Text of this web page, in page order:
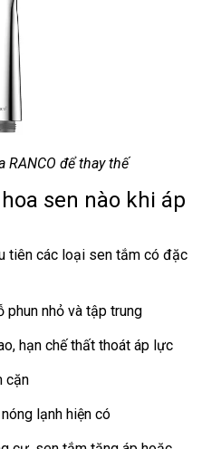
RANCO để thay thế
sen nào khi áp
tiên các loại sen tắm có đặc
phun nhỏ và tập trung
hạn chế thất thoát áp lực
cặn
lạnh hiện có